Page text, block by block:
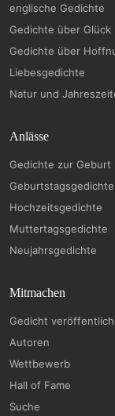
englische Gedichte
Gedichte über Glück
Gedichte über
Liebesgedichte
Natur und
Anlässe
Gedichte zur Geburt
Geburtstagsgedichte
Hochzeitsgedichte
Muttertagsgedichte
Neujahrsgedichte
Mitmachen
Gedicht
Autoren
Wettbewerb
Hall of Fame
Suche